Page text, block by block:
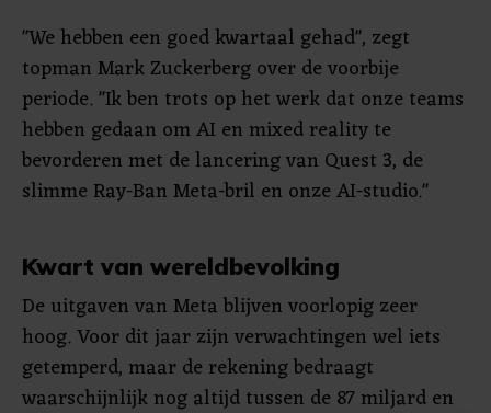
"We hebben een goed kwartaal gehad", zegt
topman Mark Zuckerberg over de voorbije
periode. "Ik ben trots op het werk dat onze teams
hebben gedaan om AI en mixed reality te
bevorderen met de lancering van Quest 3, de
slimme Ray-Ban Meta-bril en onze AI-studio."
Kwart van wereldbevolking
De uitgaven van Meta blijven voorlopig zeer
hoog. Voor dit jaar zijn verwachtingen wel iets
getemperd, maar de rekening bedraagt
waarschijnlijk nog altijd tussen de 87 miljard en